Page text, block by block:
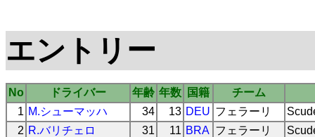
エントリー
No ドライバー 年齢 年数 国籍
チーム
1 M.シューマッハ 34 13 DEU フェラーリ
2 R.バリチェロ 31 11 BRA フェラーリ